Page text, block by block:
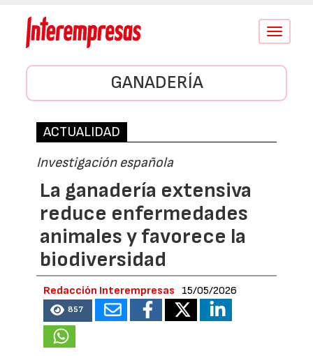
Conmutar
GANADERÍA
ACTUALIDAD
Investigación española
La ganadería extensiva
reduce enfermedades
animales y favorece la
biodiversidad
Redacción Interempresas 15/05/2026
857